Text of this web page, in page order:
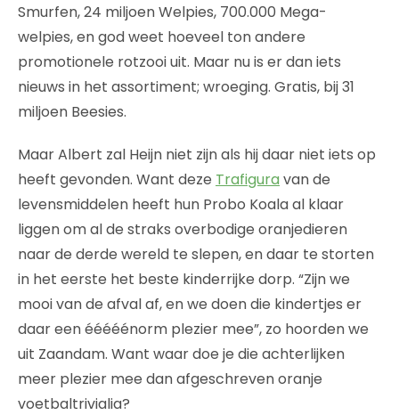
Smurfen, 24 miljoen Welpies, 700.000 Mega-
welpies, en god weet hoeveel ton andere
promotionele rotzooi uit. Maar nu is er dan iets
nieuws in het assortiment; wroeging. Gratis, bij 31
miljoen Beesies.
Maar Albert zal Heijn niet zijn als hij daar niet iets op
heeft gevonden. Want deze Trafigura van de
levensmiddelen heeft hun Probo Koala al klaar
liggen om al de straks overbodige oranjedieren
naar de derde wereld te slepen, en daar te storten
in het eerste het beste kinderrijke dorp. “Zijn we
mooi van de afval af, en we doen die kindertjes er
daar een ééééénorm plezier mee”, zo hoorden we
uit Zaandam. Want waar doe je die achterlijken
meer plezier mee dan afgeschreven oranje
voetbaltrivialia?